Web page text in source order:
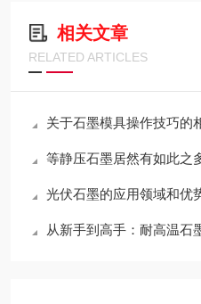
相关文章
RELATED ARTICLES
关于石墨模具操作技巧的
等静压石墨居然有如此之
光伏石墨的应用领域和优
从新手到高手：耐高温石墨坩埚